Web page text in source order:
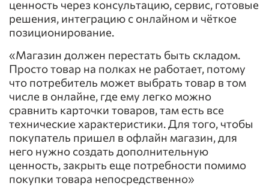
ценность через консультацию, сервис, готовые
решения, интеграцию с онлайном и чёткое
позиционирование.
«Магазин должен перестать быть складом.
Просто товар на полках не работает, потому
что потребитель может выбрать товар в том
числе в онлайне, где ему легко можно
сравнить карточки товаров, там есть все
технические характеристики. Для того, чтобы
покупатель пришел в офлайн магазин, для
него нужно создать дополнительную
ценность, закрыть еще потребности помимо
покупки товара непосредственно»